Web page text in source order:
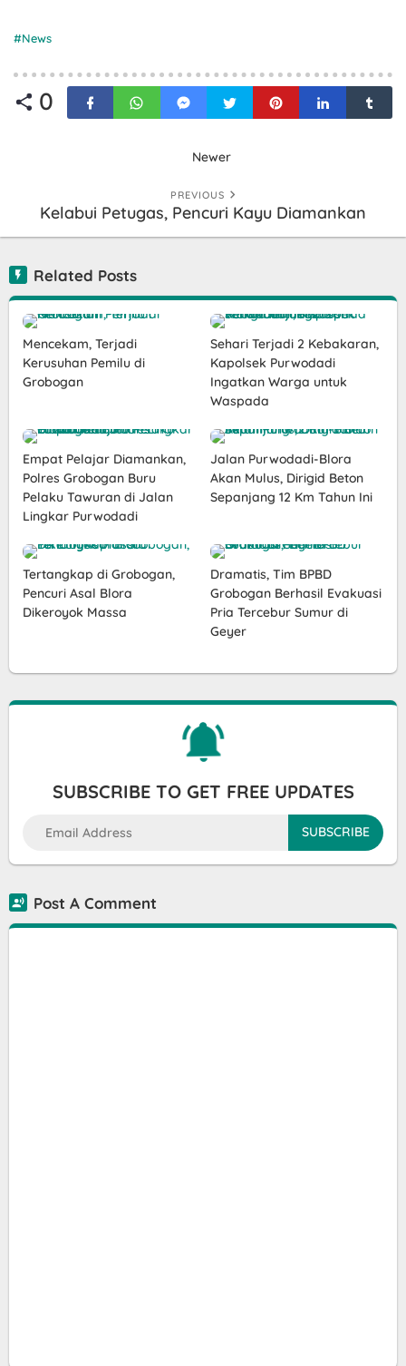
News
0
Newer
PREVIOUS
Kelabui Petugas, Pencuri Kayu Diamankan
Related Posts
Mencekam, Terjadi
Kerusuhan Pemilu di
Grobogan
Sehari Terjadi 2 Kebakaran,
Kapolsek Purwodadi
Ingatkan Warga untuk
Waspada
Empat Pelajar Diamankan,
Polres Grobogan Buru
Pelaku Tawuran di Jalan
Lingkar Purwodadi
Jalan Purwodadi-Blora
Akan Mulus, Dirigid Beton
Sepanjang 12 Km Tahun Ini
Tertangkap di Grobogan,
Pencuri Asal Blora
Dikeroyok Massa
Dramatis, Tim BPBD
Grobogan Berhasil Evakuasi
Pria Tercebur Sumur di
Geyer
SUBSCRIBE TO GET FREE UPDATES
Post A Comment